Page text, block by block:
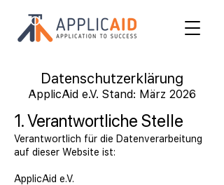
Datenschutzerklärung
ApplicAid e.V. Stand: März 2026
1. Verantwortliche Stelle
Verantwortlich für die Datenverarbeitung
auf dieser Website ist:
ApplicAid e.V.